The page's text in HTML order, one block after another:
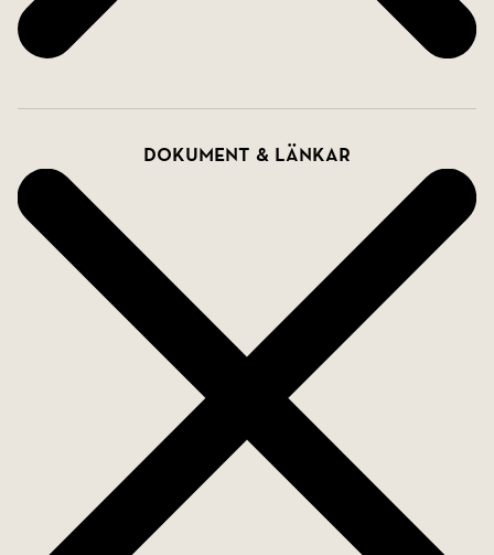
Dokument & länkar